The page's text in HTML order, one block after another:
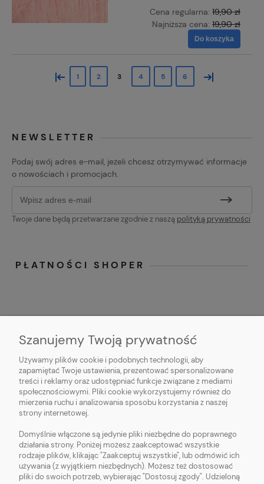
Cena regularna: 19,90 zł
Najniższa cena: 19,90 zł
Do koszyka
« 1 2 3 4 5 6 »
NEWSLETTER
Podaj swój adres e-mail, jeżeli chcesz otrzymywać informacje
o nowościach i promocjach.
Twoje dane będą przetwarzane zgodnie z naszą polityką prywatności
PŁATNOŚCI SHOPER
O NAS
OBSŁUGA KLIENTA
POMOC
MOJE KONTO
Szanujemy Twoją prywatność
Używamy plików cookie i podobnych technologii, aby
zapamiętać Twoje ustawienia, prezentować spersonalizowane
treści i reklamy oraz udostępniać funkcje związane z mediami
społecznościowymi. Pliki cookie wykorzystujemy również do
mierzenia ruchu i analizowania sposobu korzystania z naszej
strony internetowej.
Domyślnie włączone są jedynie pliki niezbędne do poprawnego
działania strony. Poniżej możesz zaakceptować wszystkie
rodzaje plików, klikając "Zaakceptuj wszystkie", lub odmówić ich
używania (z wyjątkiem niezbędnych). Możesz też dostosować
pliki do swoich potrzeb, wybierając "Dostosuj zgody". Udzieloną